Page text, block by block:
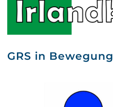
GRS in Bewegung